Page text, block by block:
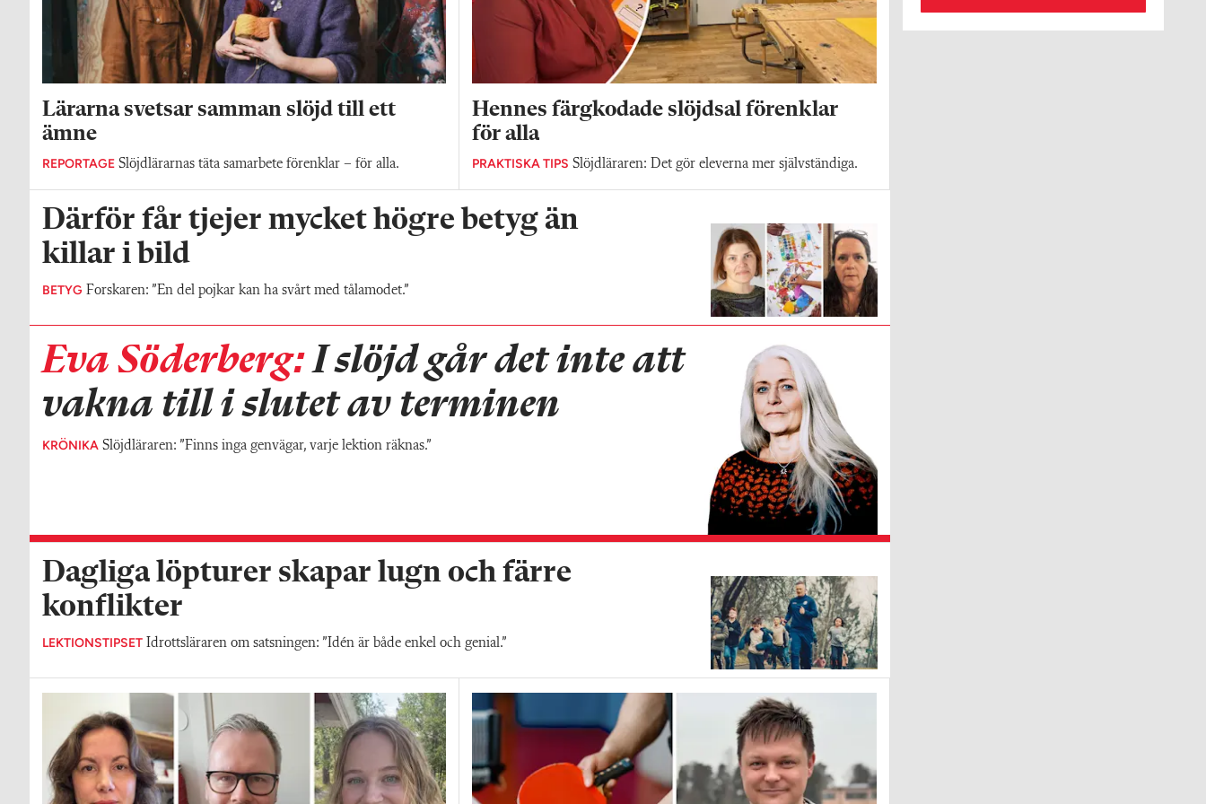
Lärarna svetsar samman slöjd till ett
ämne
REPORTAGE Slöjdlärarnas täta samarbete förenklar – för alla.
Hennes färgkodade slöjdsal förenklar
för alla
PRAKTISKA TIPS Slöjdläraren: Det gör eleverna mer självständiga.
Därför får tjejer mycket högre betyg än
killar i bild
BETYG Forskaren: ”En del pojkar kan ha svårt med tålamodet.”
Eva Söderberg:I slöjd går det inte att
vakna till i slutet av terminen
KRÖNIKA Slöjdläraren: ”Finns inga genvägar, varje lektion räknas.”
Dagliga löpturer skapar lugn och färre
konflikter
LEKTIONSTIPSET Idrottsläraren om satsningen: ”Idén är både enkel och genial.”